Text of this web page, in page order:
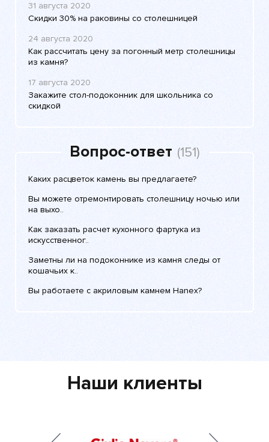
31 августа 2020
Скидки 30% на раковины со столешницей
24 августа 2020
Как рассчитать цену за погонный метр столешницы
из камня?
17 августа 2020
Закажите стол-подоконник для школьника со
скидкой
Вопрос-ответ (151)
Каких расцветок камень вы предлагаете?
Вы можете отремонтировать столешницу ночью или
на выхо..
Как заказать расчет кухонного фартука из
искусственног..
Заметны ли на подоконнике из камня следы от
кошачьих к..
Вы работаете с акриловым камнем Hanex?
Наши клиенты